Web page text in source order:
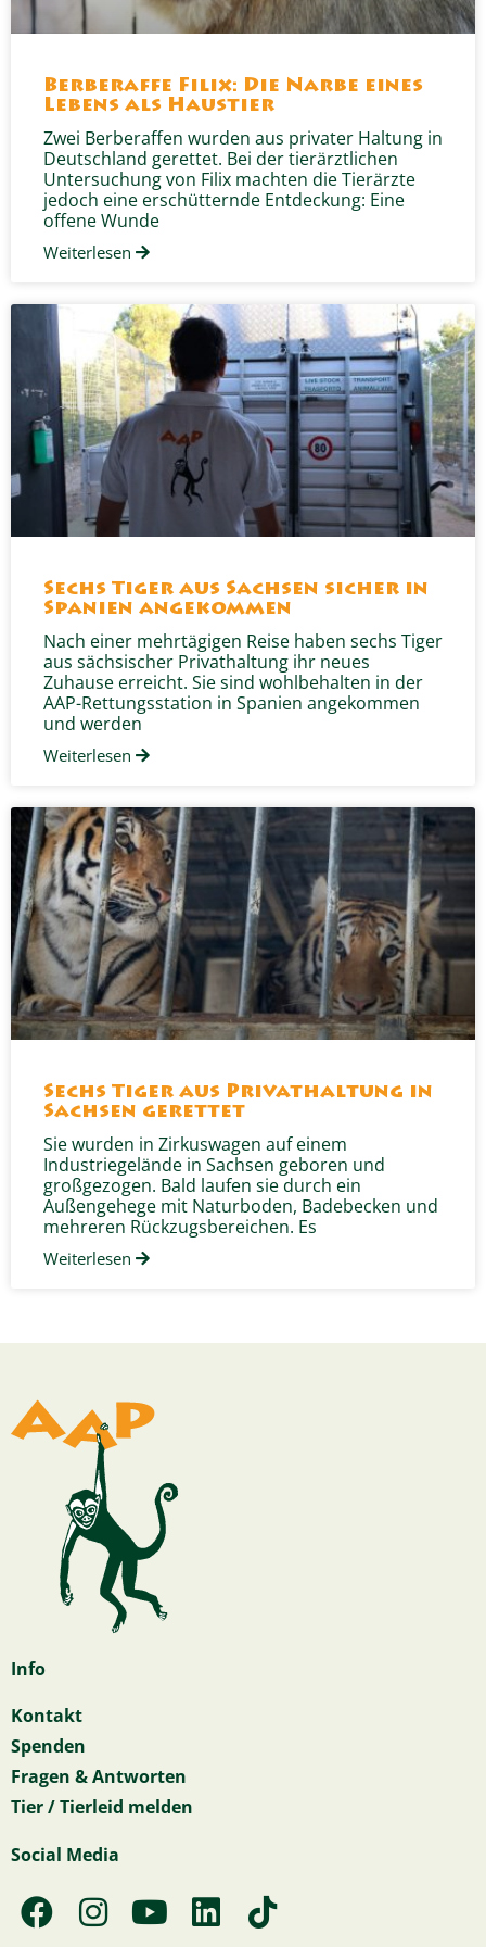
Berberaffe Filix: Die Narbe eines
Lebens als Haustier
Zwei Berberaffen wurden aus privater Haltung in
Deutschland gerettet. Bei der tierärztlichen
Untersuchung von Filix machten die Tierärzte
jedoch eine erschütternde Entdeckung: Eine
offene Wunde
Weiterlesen
Sechs Tiger aus Sachsen sicher in
Spanien angekommen
Nach einer mehrtägigen Reise haben sechs Tiger
aus sächsischer Privathaltung ihr neues
Zuhause erreicht. Sie sind wohlbehalten in der
AAP-Rettungsstation in Spanien angekommen
und werden
Weiterlesen
Sechs Tiger aus Privathaltung in
Sachsen gerettet
Sie wurden in Zirkuswagen auf einem
Industriegelände in Sachsen geboren und
großgezogen. Bald laufen sie durch ein
Außengehege mit Naturboden, Badebecken und
mehreren Rückzugsbereichen. Es
Weiterlesen
Info
Kontakt
Spenden
Fragen & Antworten
Tier / Tierleid melden
Social Media
F
a
I
n
Y
o
L
i
T
i